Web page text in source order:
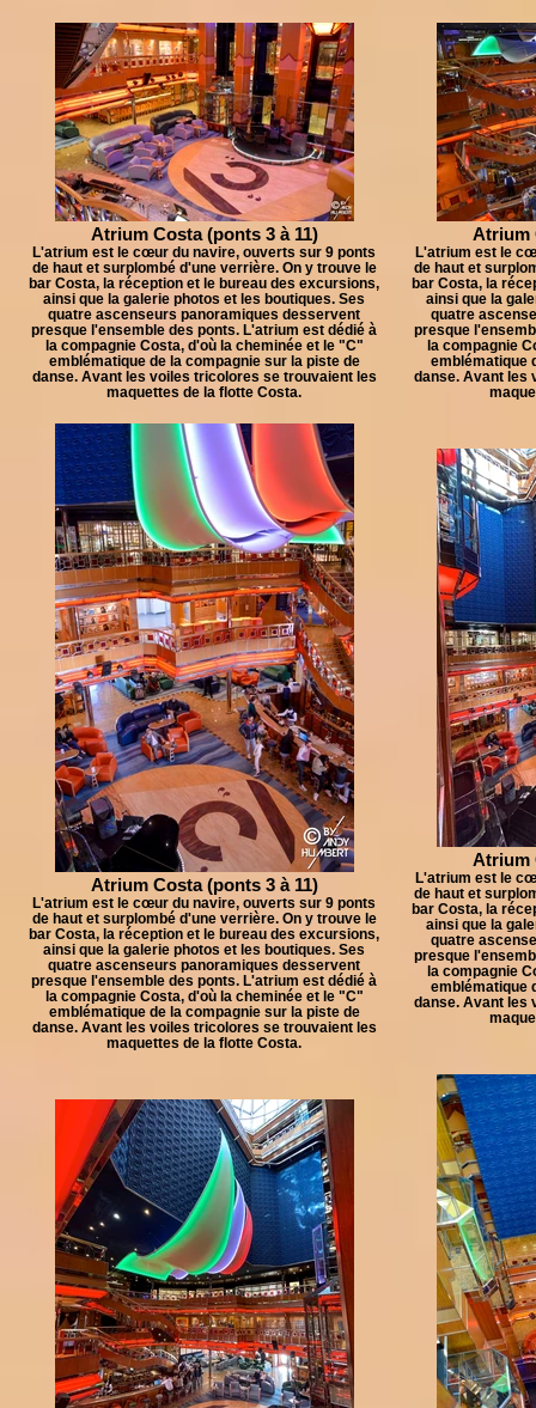
Atrium Costa (ponts 3 à 11)
L'atrium est le cœur du navire, ouverts sur 9 ponts
de haut et surplombé d'une verrière. On y trouve le
bar Costa, la réception et le bureau des excursions,
ainsi que la galerie photos et les boutiques. Ses
quatre ascenseurs panoramiques desservent
presque l'ensemble des ponts. L'atrium est dédié à
la compagnie Costa, d'où la cheminée et le "C"
emblématique de la compagnie sur la piste de
danse. Avant les voiles tricolores se trouvaient les
maquettes de la flotte Costa.
Atrium
L'atrium est le
de haut et
bar Costa, la
ainsi que la
quatre
presque
la compagnie
emblématique
danse. Avant les
Atrium Costa (ponts 3 à 11)
L'atrium est le cœur du navire, ouverts sur 9 ponts
de haut et surplombé d'une verrière. On y trouve le
bar Costa, la réception et le bureau des excursions,
ainsi que la galerie photos et les boutiques. Ses
quatre ascenseurs panoramiques desservent
presque l'ensemble des ponts. L'atrium est dédié à
la compagnie Costa, d'où la cheminée et le "C"
emblématique de la compagnie sur la piste de
danse. Avant les voiles tricolores se trouvaient les
maquettes de la flotte Costa.
Atrium
L'atrium est le
de haut et
bar Costa, la
ainsi que la
quatre
presque
la compagnie
emblématique
danse. Avant les